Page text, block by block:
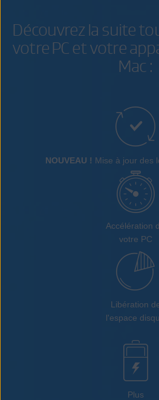
Découvrez la suite
votre PC et votre
Mac :
NOUVEAU ! Mise à jour des
Accélération
votre PC
Libération
l'espace
Plus